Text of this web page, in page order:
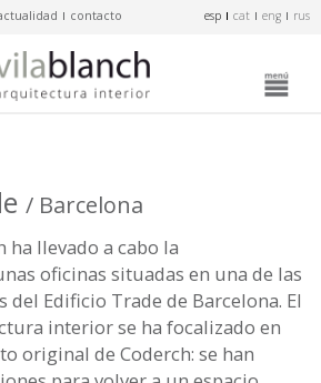
contacto esp cat eng rus
/ Barcelona
ha llevado a cabo la
oficinas situadas en una de las
Edificio Trade de Barcelona. El
interior se ha focalizado en
original de Coderch: se han